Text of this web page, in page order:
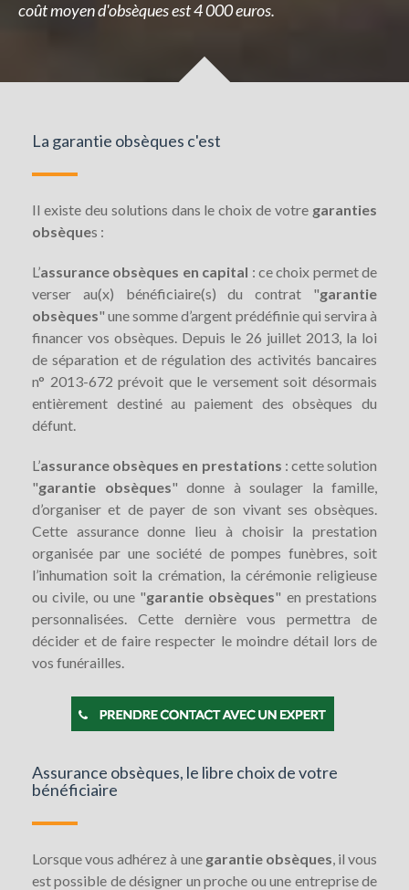
coût moyen d'obsèques est 4 000 euros.
La garantie obsèques c'est
Il existe deu solutions dans le choix de votre garanties
obsèques :
L’assurance obsèques en capital : ce choix permet de
verser au(x) bénéficiaire(s) du contrat "garantie
obsèques" une somme d’argent prédéfinie qui servira à
financer vos obsèques. Depuis le 26 juillet 2013, la loi
de séparation et de régulation des activités bancaires
n° 2013-672 prévoit que le versement soit désormais
entièrement destiné au paiement des obsèques du
défunt.
L’assurance obsèques en prestations : cette solution
"garantie obsèques" donne à soulager la famille,
d’organiser et de payer de son vivant ses obsèques.
Cette assurance donne lieu à choisir la prestation
organisée par une société de pompes funèbres, soit
l’inhumation soit la crémation, la cérémonie religieuse
ou civile, ou une "garantie obsèques" en prestations
personnalisées. Cette dernière vous permettra de
décider et de faire respecter le moindre détail lors de
vos funérailles.
Assurance obsèques, le libre choix de votre
bénéficiaire
Lorsque vous adhérez à une garantie obsèques, il vous
est possible de désigner un proche ou une entreprise de